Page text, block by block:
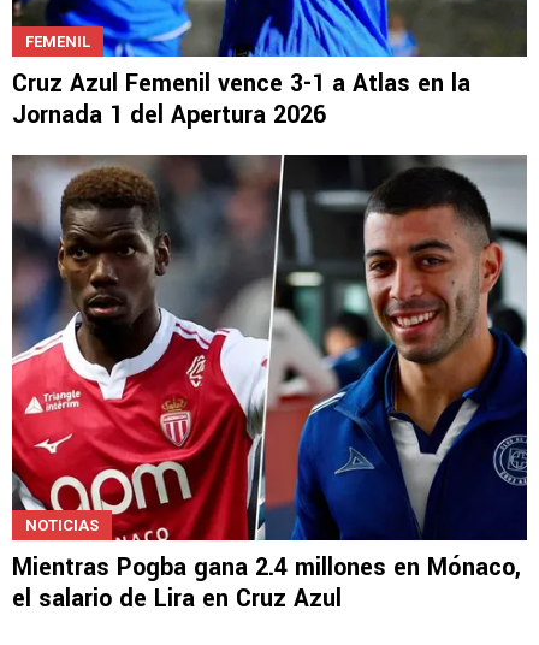
FEMENIL
Cruz Azul Femenil vence 3-1 a Atlas en la
Jornada 1 del Apertura 2026
NOTICIAS
Mientras Pogba gana 2.4 millones en Mónaco,
el salario de Lira en Cruz Azul